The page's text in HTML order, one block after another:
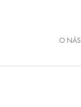
O NÁS